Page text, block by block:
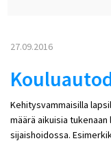
27.09.2016
Kehitysvammaisilla
määrä aikuisia
sijaishoidossa.